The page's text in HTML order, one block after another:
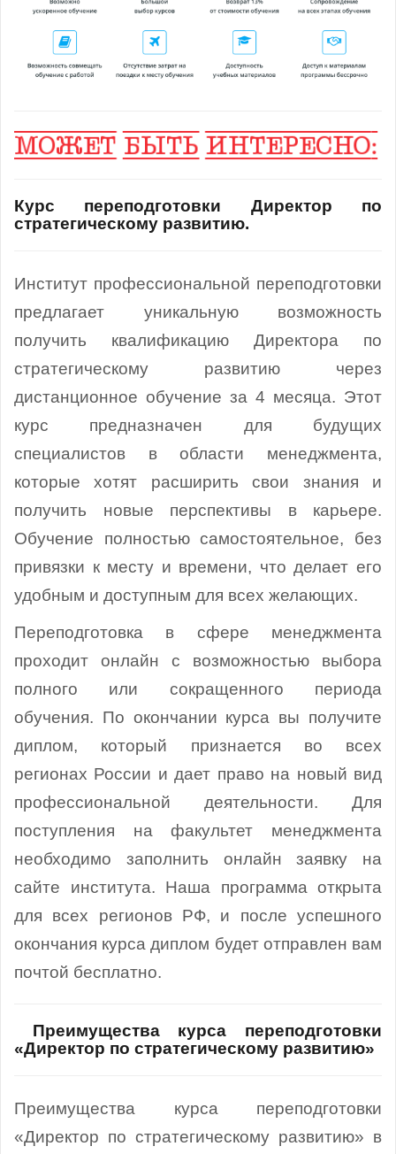
Курс переподготовки Директор по
стратегическому развитию.
Институт профессиональной переподготовки
предлагает уникальную возможность
получить квалификацию Директора по
стратегическому развитию через
дистанционное обучение за 4 месяца. Этот
курс предназначен для будущих
специалистов в области менеджмента,
которые хотят расширить свои знания и
получить новые перспективы в карьере.
Обучение полностью самостоятельное, без
привязки к месту и времени, что делает его
удобным и доступным для всех желающих.
Переподготовка в сфере менеджмента
проходит онлайн с возможностью выбора
полного или сокращенного периода
обучения. По окончании курса вы получите
диплом, который признается во всех
регионах России и дает право на новый вид
профессиональной деятельности. Для
поступления на факультет менеджмента
необходимо заполнить онлайн заявку на
сайте института. Наша программа открыта
для всех регионов РФ, и после успешного
окончания курса диплом будет отправлен вам
почтой бесплатно.
Преимущества курса переподготовки
«Директор по стратегическому развитию»
Преимущества курса переподготовки
«Директор по стратегическому развитию» в